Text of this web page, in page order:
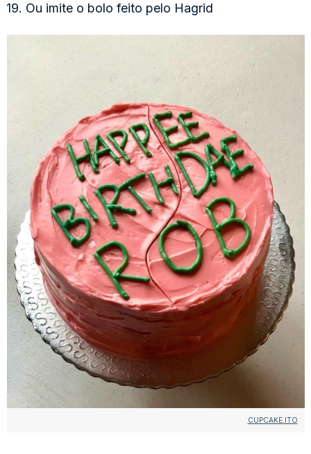
19. Ou imite o bolo feito pelo Hagrid
CUPCAKE.ITO